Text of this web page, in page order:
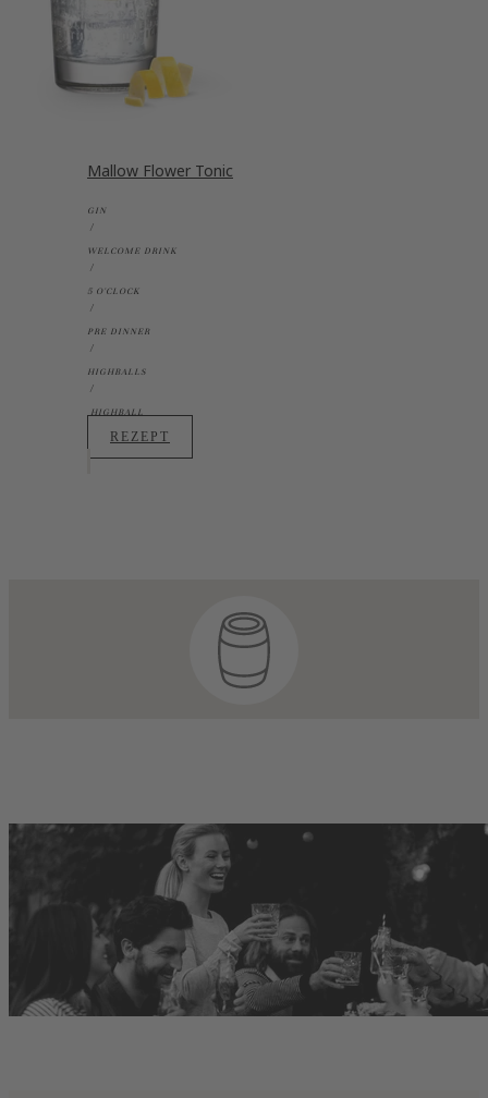
Mallow Flower Tonic
GIN
WELCOME DRINK
5 O'CLOCK
PRE DINNER
HIGHBALLS
HIGHBALL
REZEPT